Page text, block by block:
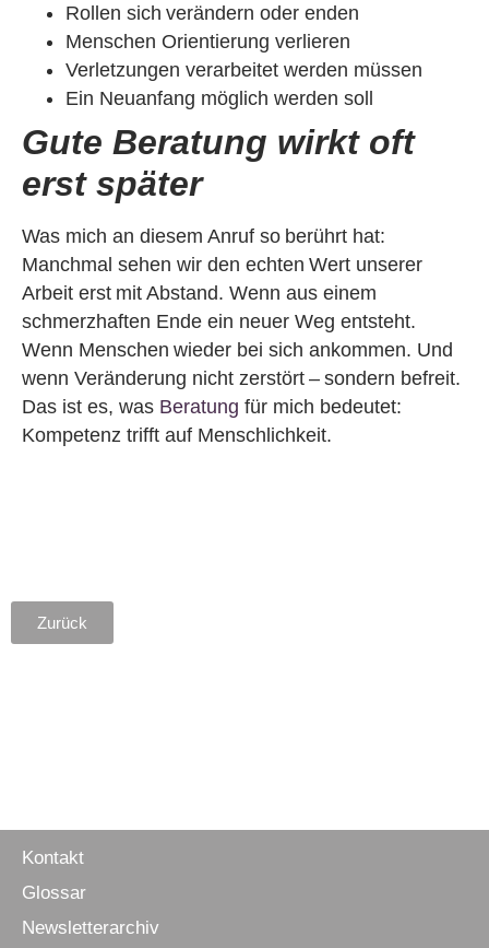
Rollen sich verändern oder enden
Menschen Orientierung verlieren
Verletzungen verarbeitet werden müssen
Ein Neuanfang möglich werden soll
Gute Beratung wirkt oft
erst später
Was mich an diesem Anruf so berührt hat:
Manchmal sehen wir den echten Wert unserer
Arbeit erst mit Abstand. Wenn aus einem
schmerzhaften Ende ein neuer Weg entsteht.
Wenn Menschen wieder bei sich ankommen. Und
wenn Veränderung nicht zerstört – sondern befreit.
Das ist es, was Beratung für mich bedeutet:
Kompetenz trifft auf Menschlichkeit.
Zurück
Kontakt
Glossar
Newsletter­archiv